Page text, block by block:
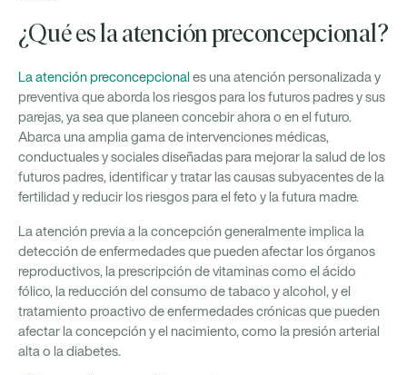
¿Qué es la atención preconcepcional?
La atención preconcepcional es una atención personalizada y
preventiva que aborda los riesgos para los futuros padres y sus
parejas, ya sea que planeen concebir ahora o en el futuro.
Abarca una amplia gama de intervenciones médicas,
conductuales y sociales diseñadas para mejorar la salud de los
futuros padres, identificar y tratar las causas subyacentes de la
fertilidad y reducir los riesgos para el feto y la futura madre.
La atención previa a la concepción generalmente implica la
detección de enfermedades que pueden afectar los órganos
reproductivos, la prescripción de vitaminas como el ácido
fólico, la reducción del consumo de tabaco y alcohol, y el
tratamiento proactivo de enfermedades crónicas que pueden
afectar la concepción y el nacimiento, como la presión arterial
alta o la diabetes.